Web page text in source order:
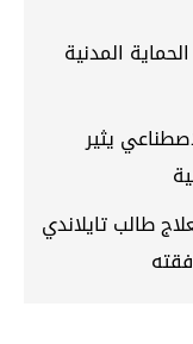
المدنية
يثير
طالب تايلاندي